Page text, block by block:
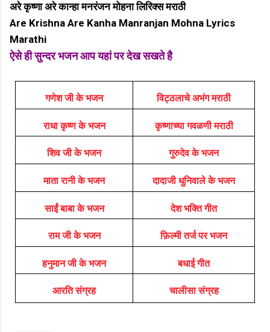
अरे कृष्णा अरे कान्हा मनरंजन मोहना लिरिक्स मराठी
Are Krishna Are Kanha Manranjan Mohna Lyrics
Marathi
ऐसे ही सुन्दर भजन आप यहां पर देख सखते है
गणेश जी के भजन विट्ठलाचे अभंग मराठी
राधा कृष्ण के भजन कृष्णाच्या गवळणी मराठी
शिव जी के भजन गुरुदेव के भजन
माता रानी के भजन दादाजी धुनिवाले के भजन
साईं बाबा के भजन देश भक्ति गीत
राम जी के भजन फ़िल्मी तर्ज पर भजन
हनुमान जी के भजन बधाई गीत
आरति संग्रह चालीसा संग्रह